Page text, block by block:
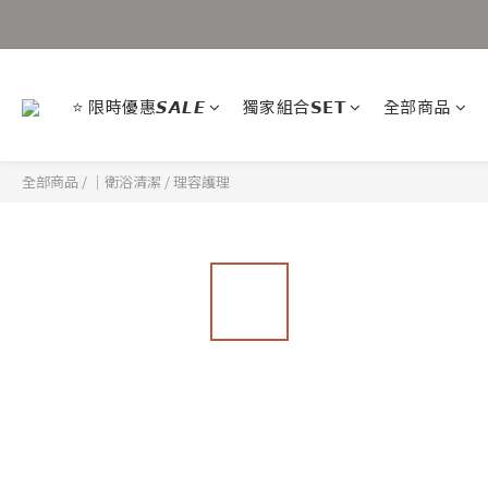
⭐ 限時優惠𝙎𝘼𝙇𝙀 獨家組合𝗦𝗘𝗧 全部商品
全部商品 / ｜衛浴清潔 /理容護理